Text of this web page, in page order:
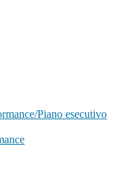
Piano esecutivo